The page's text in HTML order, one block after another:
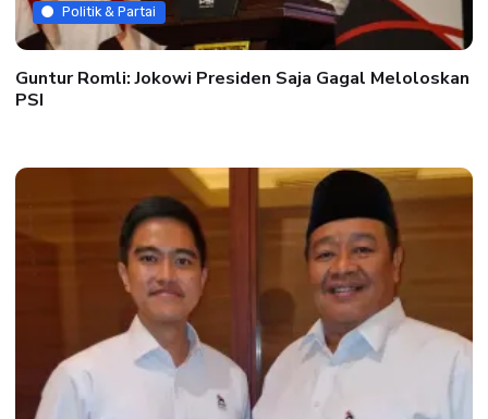
Politik & Partai
Guntur Romli: Jokowi Presiden Saja Gagal Meloloskan
PSI